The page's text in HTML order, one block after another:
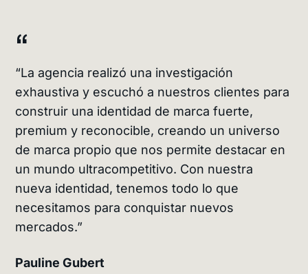
“
“La agencia realizó una investigación
exhaustiva y escuchó a nuestros clientes para
construir una identidad de marca fuerte,
premium y reconocible, creando un universo
de marca propio que nos permite destacar en
un mundo ultracompetitivo. Con nuestra
nueva identidad, tenemos todo lo que
necesitamos para conquistar nuevos
mercados.”
Pauline Gubert